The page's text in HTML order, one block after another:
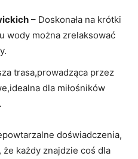
– Doskonała na krótki
wody można zrelaksować
trasa,prowadząca przez
dla miłośników
doświadczenia,
każdy znajdzie coś dla